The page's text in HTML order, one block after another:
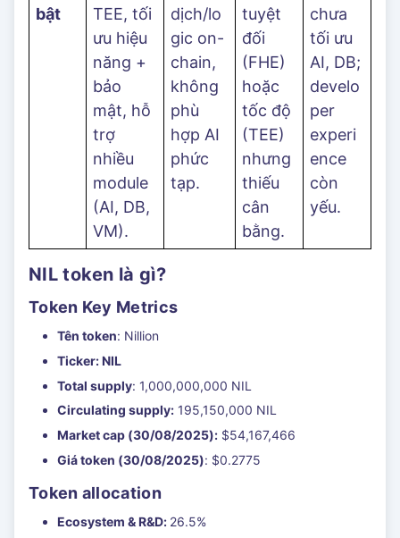
bật
TEE, tối
ưu hiệu
năng +
bảo
mật, hỗ
trợ
nhiều
module
(AI, DB,
VM).
dịch/lo
gic on-
chain,
không
phù
hợp AI
phức
tạp.
tuyệt
đối
(FHE)
hoặc
tốc độ
(TEE)
nhưng
thiếu
cân
bằng.
chưa
tối ưu
AI, DB;
develo
per
experi
ence
còn
yếu.
NIL token là gì?
Token Key Metrics
Tên token: Nillion
Ticker: NIL
Total supply: 1,000,000,000 NIL
Circulating supply: 195,150,000 NIL
Market cap (30/08/2025): $54,167,466
Giá token (30/08/2025): $0.2775
Token allocation
Ecosystem & R&D: 26.5%